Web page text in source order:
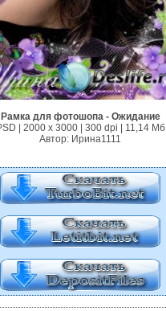
Рамка для фотошопа - Ожидание
| 2000 х 3000 | 300 dpi | 11,14 Mб
Автор: Ирина1111